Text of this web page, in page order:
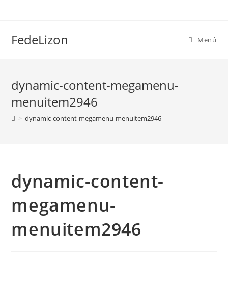
FedeLizon Menú
dynamic-content-megamenu-
menuitem2946
> dynamic-content-megamenu-menuitem2946
dynamic-content-
megamenu-
menuitem2946